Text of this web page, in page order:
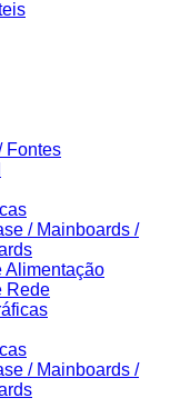
Fontes
/ Mainboards /
Alimentação
Rede
/ Mainboards /